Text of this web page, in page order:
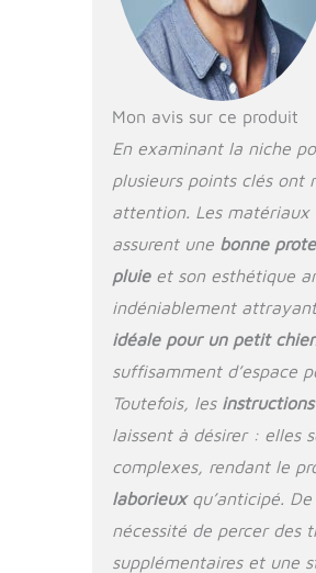
sera
jeu
amis
pattes
sa
pour
pour
【
de
de la
le
Mon avis sur ce produit
En examinant la niche
plusieurs points clés ont
attention. Les matériaux
assurent une bonne
pluieet son esthétique
indéniablement
idéale pour un petit
suffisamment d’espace
Toutefois, les
laissent à désirer : elles
complexes, rendant le
laborieuxqu’anticipé.
nécessité de percer des
supplémentaires et une